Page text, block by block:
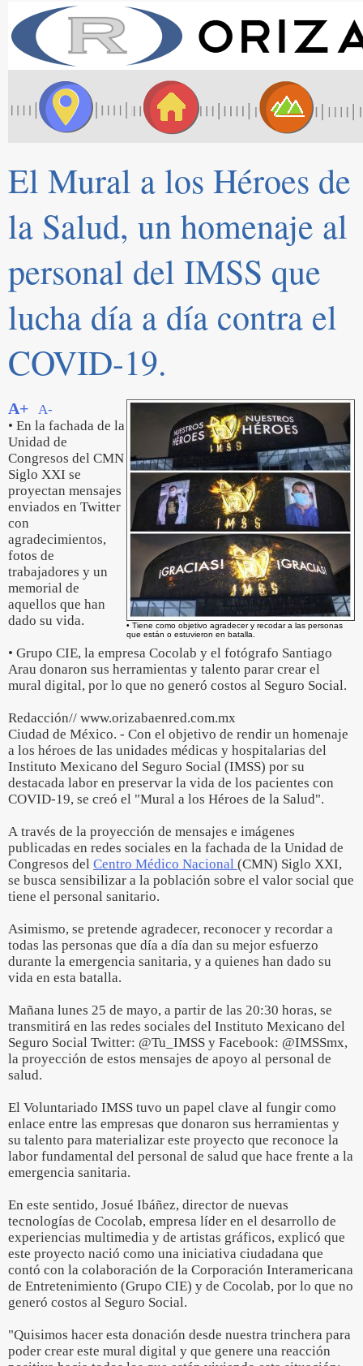
El Mural a los Héroes de
la Salud, un homenaje al
personal del IMSS que
lucha día a día contra el
COVID-19.
• Tiene como objetivo agradecer y recodar a las personas
que están o estuvieron en batalla.
A+
A-
• En la fachada de la
Unidad de
Congresos del CMN
Siglo XXI se
proyectan mensajes
enviados en Twitter
con
agradecimientos,
fotos de
trabajadores y un
memorial de
aquellos que han
dado su vida.
• Grupo CIE, la empresa Cocolab y el fotógrafo Santiago
Arau donaron sus herramientas y talento parar crear el
mural digital, por lo que no generó costos al Seguro Social.
Redacción// www.orizabaenred.com.mx
Ciudad de México. - Con el objetivo de rendir un homenaje
a los héroes de las unidades médicas y hospitalarias del
Instituto Mexicano del Seguro Social (IMSS) por su
destacada labor en preservar la vida de los pacientes con
COVID-19, se creó el "Mural a los Héroes de la Salud".
A través de la proyección de mensajes e imágenes
publicadas en redes sociales en la fachada de la Unidad de
Congresos del Centro Médico Nacional (CMN) Siglo XXI,
se busca sensibilizar a la población sobre el valor social que
tiene el personal sanitario.
Asimismo, se pretende agradecer, reconocer y recordar a
todas las personas que día a día dan su mejor esfuerzo
durante la emergencia sanitaria, y a quienes han dado su
vida en esta batalla.
Mañana lunes 25 de mayo, a partir de las 20:30 horas, se
transmitirá en las redes sociales del Instituto Mexicano del
Seguro Social Twitter: @Tu_IMSS y Facebook: @IMSSmx,
la proyección de estos mensajes de apoyo al personal de
salud.
El Voluntariado IMSS tuvo un papel clave al fungir como
enlace entre las empresas que donaron sus herramientas y
su talento para materializar este proyecto que reconoce la
labor fundamental del personal de salud que hace frente a la
emergencia sanitaria.
En este sentido, Josué Ibáñez, director de nuevas
tecnologías de Cocolab, empresa líder en el desarrollo de
experiencias multimedia y de artistas gráficos, explicó que
este proyecto nació como una iniciativa ciudadana que
contó con la colaboración de la Corporación Interamericana
de Entretenimiento (Grupo CIE) y de Cocolab, por lo que no
generó costos al Seguro Social.
"Quisimos hacer esta donación desde nuestra trinchera para
poder crear este mural digital y que genere una reacción